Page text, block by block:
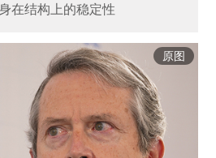
在结构上的稳定性
原图